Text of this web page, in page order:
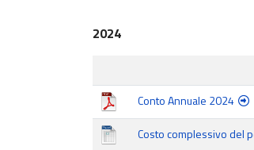
2024
Conto Annuale 2024
Costo complessivo del